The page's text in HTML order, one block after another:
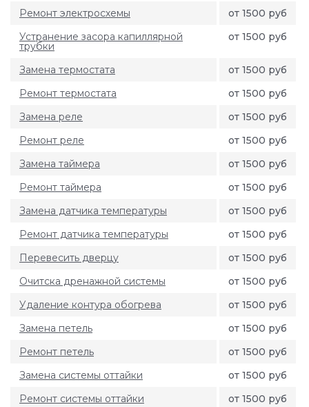
Ремонт электросхемы
от 1500 руб
Устранение засора капиллярной
трубки
от 1500 руб
Замена термостата
от 1500 руб
Ремонт термостата
от 1500 руб
Замена реле
от 1500 руб
Ремонт реле
от 1500 руб
Замена таймера
от 1500 руб
Ремонт таймера
от 1500 руб
Замена датчика температуры
от 1500 руб
Ремонт датчика температуры
от 1500 руб
Перевесить дверцу
от 1500 руб
Очитска дренажной системы
от 1500 руб
Удаление контура обогрева
от 1500 руб
Замена петель
от 1500 руб
Ремонт петель
от 1500 руб
Замена системы оттайки
от 1500 руб
Ремонт системы оттайки
от 1500 руб